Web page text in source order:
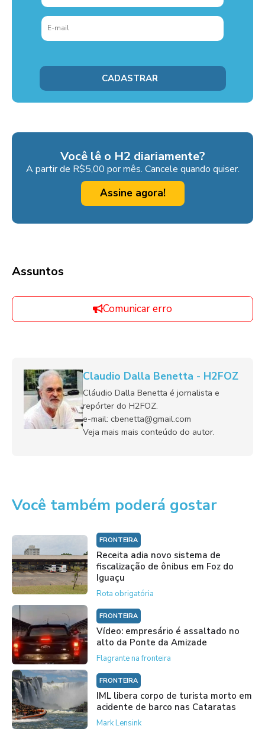
Você lê o H2 diariamente?
A partir de R$5,00 por mês. Cancele quando quiser.
Assine agora!
Assuntos
Comunicar erro
Claudio Dalla Benetta - H2FOZ
Cláudio Dalla Benetta é jornalista e
repórter do H2FOZ.
e-mail: cbenetta@gmail.com
Veja mais mais conteúdo do autor.
Você também poderá gostar
FRONTEIRA
Receita adia novo sistema de
fiscalização de ônibus em Foz do
Iguaçu
Rota obrigatória
FRONTEIRA
Vídeo: empresário é assaltado no
alto da Ponte da Amizade
Flagrante na fronteira
FRONTEIRA
IML libera corpo de turista morto em
acidente de barco nas Cataratas
Mark Lensink